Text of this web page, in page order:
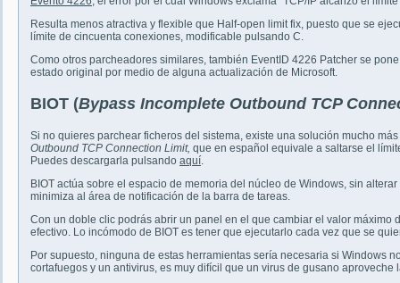
Resulta menos atractiva y flexible que Half-open limit fix, puesto que se
límite de cincuenta conexiones, modificable pulsando C.
Como otros parcheadores similares, también EventID 4226 Patcher se
estado original por medio de alguna actualización de Microsoft.
BIOT (Bypass Incomplete Outbound TCP
Si no quieres parchear ficheros del sistema, existe una solución mucho
Outbound TCP Connection Limit, que en español equivale a saltarse el
Puedes descargarla pulsando aquí.
BIOT actúa sobre el espacio de memoria del núcleo de Windows, sin
minimiza al área de notificación de la barra de tareas.
Con un doble clic podrás abrir un panel en el que cambiar el valor máximo
efectivo. Lo incómodo de BIOT es tener que ejecutarlo cada vez que se
Por supuesto, ninguna de estas herramientas sería necesaria si Windows
cortafuegos y un antivirus, es muy difícil que un virus de gusano aproveche